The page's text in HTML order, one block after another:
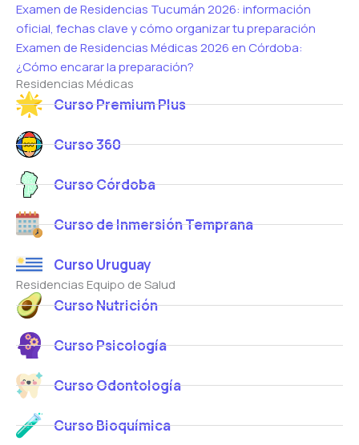
Examen de Residencias Tucumán 2026: información
oficial, fechas clave y cómo organizar tu preparación
Examen de Residencias Médicas 2026 en Córdoba:
¿Cómo encarar la preparación?
Residencias Médicas
Curso Premium Plus
Curso 360
Curso Córdoba
Curso de Inmersión Temprana
Curso Uruguay
Residencias Equipo de Salud
Curso Nutrición
Curso Psicología
Curso Odontología
Curso Bioquímica